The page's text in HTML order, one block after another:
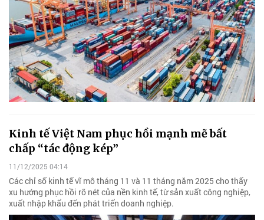
Kinh tế Việt Nam phục hồi mạnh mẽ bất
chấp “tác động kép”
11/12/2025 04:14
Các chỉ số kinh tế vĩ mô tháng 11 và 11 tháng năm 2025 cho thấy
xu hướng phục hồi rõ nét của nền kinh tế, từ sản xuất công nghiệp,
xuất nhập khẩu đến phát triển doanh nghiệp.